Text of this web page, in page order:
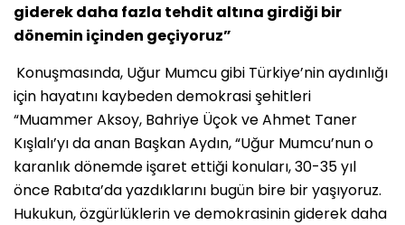
giderek daha fazla tehdit altına girdiği bir
dönemin içinden geçiyoruz”
Konuşmasında, Uğur Mumcu gibi Türkiye’nin aydınlığı
için hayatını kaybeden demokrasi şehitleri
“Muammer Aksoy, Bahriye Üçok ve Ahmet Taner
Kışlalı’yı da anan Başkan Aydın, “Uğur Mumcu’nun o
karanlık dönemde işaret ettiği konuları, 30-35 yıl
önce Rabıta’da yazdıklarını bugün bire bir yaşıyoruz.
Hukukun, özgürlüklerin ve demokrasinin giderek daha